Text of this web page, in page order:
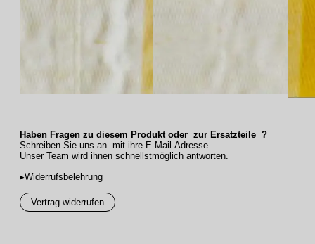
Haben Fragen zu diesem Produkt oder zur Ersatzteile ?
Schreiben Sie uns an mit ihre E-Mail-Adresse
Unser Team wird ihnen schnellstmöglich antworten.
▸Widerrufsbelehrung
Vertrag widerrufen